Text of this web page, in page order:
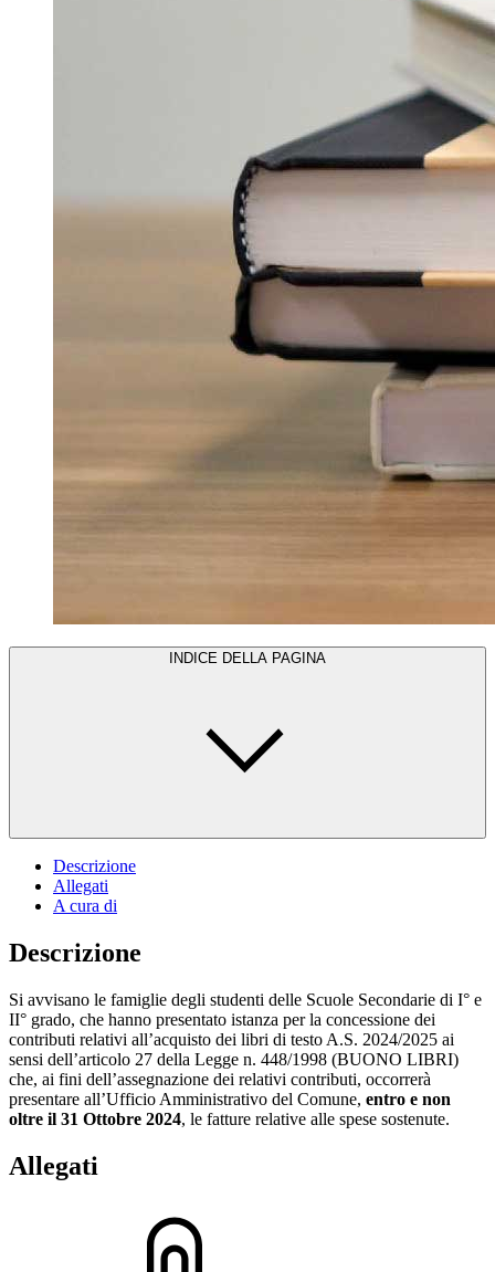
INDICE DELLA PAGINA
Descrizione
Allegati
A cura di
Descrizione
Si avvisano le famiglie degli studenti delle Scuole Secondarie di I° e
II° grado, che hanno presentato istanza per la concessione dei
contributi relativi all’acquisto dei libri di testo A.S. 2024/2025 ai
sensi dell’articolo 27 della Legge n. 448/1998 (BUONO LIBRI)
che, ai fini dell’assegnazione dei relativi contributi, occorrerà
presentare all’Ufficio Amministrativo del Comune, entro e non
oltre il 31 Ottobre 2024, le fatture relative alle spese sostenute.
Allegati